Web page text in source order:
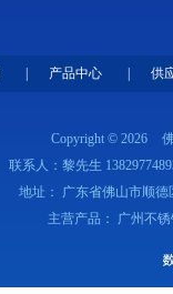
产品中心 供
Copyright © 2026
联系人：黎先生
地址： 广东省佛山市顺
主营产品： 广州不